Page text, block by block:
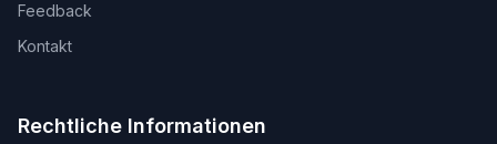
Feedback
Kontakt
Rechtliche Informationen